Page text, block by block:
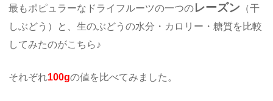
最もポピュラーなドライフルーツの一つのレーズン （干
しぶどう）と、生のぶどうの水分・カロリー・糖質を比較
してみたのがこちら♪
それぞれ100gの値を比べてみました。